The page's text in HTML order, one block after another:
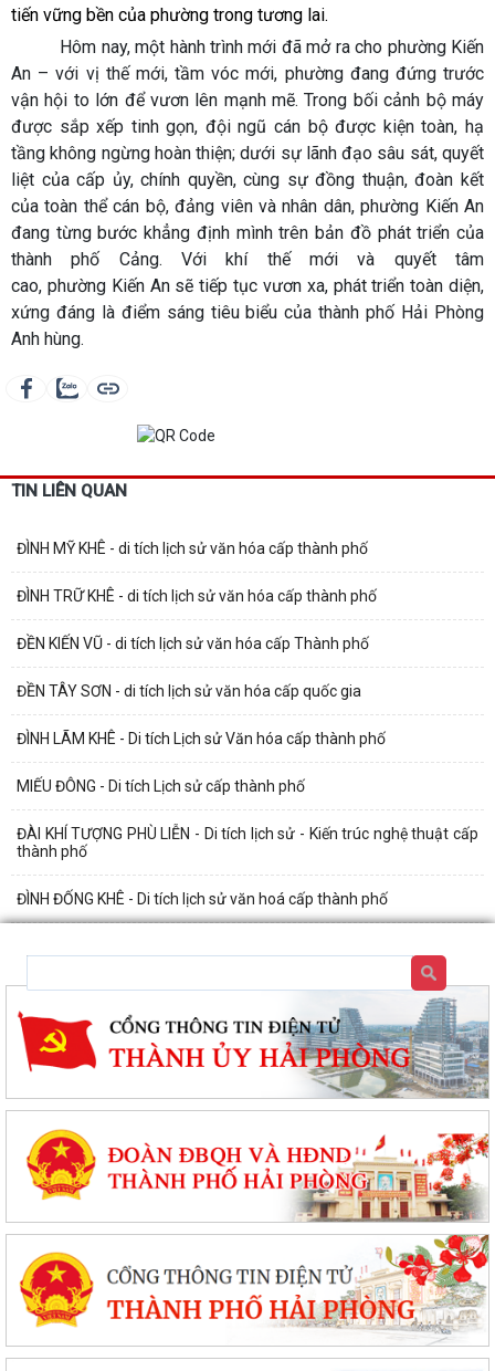
tiến vững bền của phường trong tương lai.
Hôm nay, một hành trình mới đã mở ra cho phường Kiến
An – với vị thế mới, tầm vóc mới, phường đang đứng trước
vận hội to lớn để vươn lên mạnh mẽ. Trong bối cảnh bộ máy
được sắp xếp tinh gọn, đội ngũ cán bộ được kiện toàn, hạ
tầng không ngừng hoàn thiện; dưới sự lãnh đạo sâu sát, quyết
liệt của cấp ủy, chính quyền, cùng sự đồng thuận, đoàn kết
của toàn thể cán bộ, đảng viên và nhân dân, phường Kiến An
đang từng bước khẳng định mình trên bản đồ phát triển của
thành phố Cảng. Với khí thế mới và quyết tâm
cao, phường Kiến An sẽ tiếp tục vươn xa, phát triển toàn diện,
xứng đáng là điểm sáng tiêu biểu của thành phố Hải Phòng
Anh hùng.
TIN LIÊN QUAN
ĐÌNH MỸ KHÊ - di tích lịch sử văn hóa cấp thành phố
ĐÌNH TRỮ KHÊ - di tích lịch sử văn hóa cấp thành phố
ĐỀN KIẾN VŨ - di tích lịch sử văn hóa cấp Thành phố
ĐỀN TÂY SƠN - di tích lịch sử văn hóa cấp quốc gia
ĐÌNH LÃM KHÊ - Di tích Lịch sử Văn hóa cấp thành phố
MIẾU ĐÔNG - Di tích Lịch sử cấp thành phố
ĐÀI KHÍ TƯỢNG PHÙ LIỄN - Di tích lịch sử - Kiến trúc nghệ thuật cấp
thành phố
ĐÌNH ĐỐNG KHÊ - Di tích lịch sử văn hoá cấp thành phố